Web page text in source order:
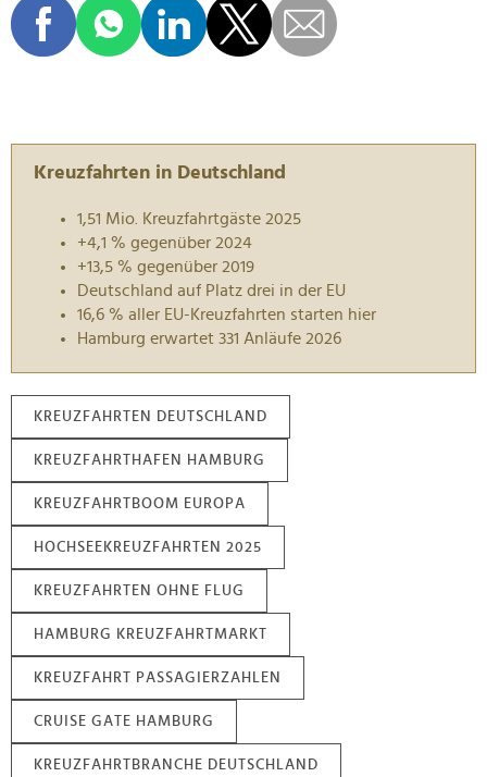
Kreuzfahrten in Deutschland
1,51 Mio. Kreuzfahrtgäste 2025
+4,1 % gegenüber 2024
+13,5 % gegenüber 2019
Deutschland auf Platz drei in der EU
16,6 % aller EU-Kreuzfahrten starten hier
Hamburg erwartet 331 Anläufe 2026
KREUZFAHRTEN DEUTSCHLAND
KREUZFAHRTHAFEN HAMBURG
KREUZFAHRTBOOM EUROPA
HOCHSEEKREUZFAHRTEN 2025
KREUZFAHRTEN OHNE FLUG
HAMBURG KREUZFAHRTMARKT
KREUZFAHRT PASSAGIERZAHLEN
CRUISE GATE HAMBURG
KREUZFAHRTBRANCHE DEUTSCHLAND